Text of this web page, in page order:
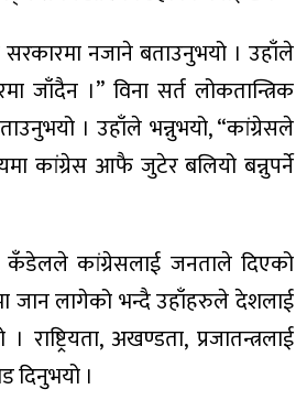
नजाने बताउनुभयो । उहाँले
जाँदैन ।” विना सर्त लोकतान्त्रिक
। उहाँले भन्नुभयो, “कांग्रेसले
कांग्रेस आफै जुटेर बलियो बन्नुपर्ने
कँडेलले कांग्रेसलाई जनताले दिएको
जान लागेको भन्दै उहाँहरुले देशलाई
अखण्डता, प्रजातन्त्रलाई
दिनुभयो ।